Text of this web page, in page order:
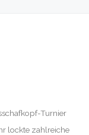
Turnier
lockte zahlreiche